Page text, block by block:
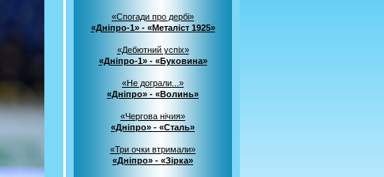
«Спогади про дербі»
«Дніпро-1» - «Металіст 1925»
«Дебютний успіх»
«Дніпро-1» - «Буковина»
«Не дограли...»
«Дніпро» - «Волинь»
«Чергова нічия»
«Дніпро» - «Сталь»
«Три очки втримали»
«Дніпро» - «Зірка»